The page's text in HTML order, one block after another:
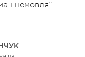
і немовля”